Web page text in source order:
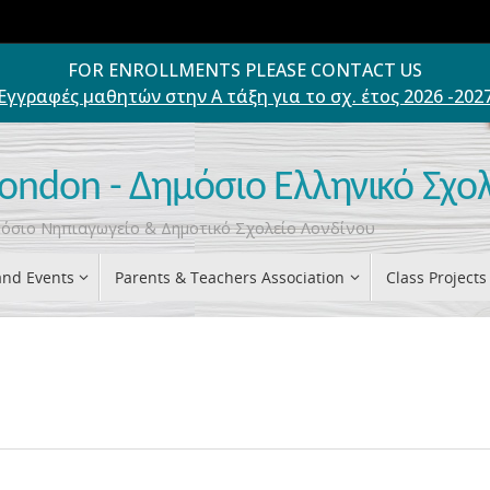
FOR ENROLLMENTS PLEASE CONTACT US
Εγγραφές μαθητών στην Α τάξη για το σχ. έτος 2026 -
- Δημόσιο Ελληνικό
Νηπιαγωγείο & Δημοτικό Σχολείο Λονδίνου
Events Parents & Teachers Association Class Projects